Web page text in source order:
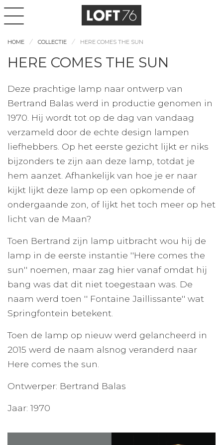
HOME COLLECTIE HERE COMES THE SUN
HERE COMES THE SUN
Deze prachtige lamp naar ontwerp van
Bertrand Balas werd in productie genomen in
1970. Hij wordt tot op de dag van vandaag
verzameld door de echte design lampen
liefhebbers. Op het eerste gezicht lijkt er niks
bijzonders te zijn aan deze lamp, totdat je
hem aanzet. Afhankelijk van hoe je er naar
kijkt lijkt deze lamp op een opkomende of
ondergaande zon, of lijkt het toch meer op het
licht van de Maan?
Toen Bertrand zijn lamp uitbracht wou hij de
lamp in de eerste instantie ''Here comes the
sun'' noemen, maar zag hier vanaf omdat hij
bang was dat dit niet toegestaan was. De
naam werd toen '' Fontaine Jaillissante'' wat
Springfontein betekent.
Toen de lamp op nieuw werd gelancheerd in
2015 werd de naam alsnog veranderd naar
Here comes the sun.
Ontwerper: Bertrand Balas
Jaar: 1970